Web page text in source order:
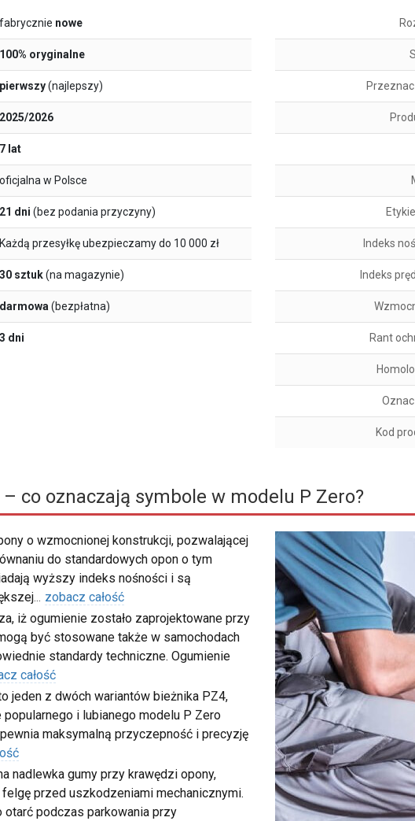
fabrycznie nowe
100% oryginalne
pierwszy(najlepszy)
2025/2026
7 lat
oficjalna w Polsce
21 dni (bez podania przyczyny)
Każdą przesyłkę ubezpieczamy do 10 000 zł
30 sztuk(na magazynie)
darmowa(bezpłatna)
3 dni
Indeks
Indeks
Rant
Kod
– co oznaczają symbole w modelu P Zero?
o wzmocnionej konstrukcji, pozwalającej
do standardowych opon o tym
wyższy indeks nośności i są
... zobacz całość
iż ogumienie zostało zaprojektowane przy
być stosowane także w samochodach
standardy techniczne. Ogumienie
całość
jeden z dwóch wariantów bieżnika PZ4,
i lubianego modelu P Zero
maksymalną przyczepność i precyzję
nadlewka gumy przy krawędzi opony,
przed uszkodzeniami mechanicznymi.
podczas parkowania przy